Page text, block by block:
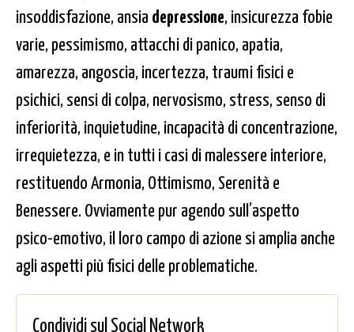
insoddisfazione, ansia depressione, insicurezza fobie
varie, pessimismo, attacchi di panico, apatia,
amarezza, angoscia, incertezza, traumi fisici e
psichici, sensi di colpa, nervosismo, stress, senso di
inferiorità, inquietudine, incapacità di concentrazione,
irrequietezza, e in tutti i casi di malessere interiore,
restituendo Armonia, Ottimismo, Serenità e
Benessere. Ovviamente pur agendo sull’aspetto
psico-emotivo, il loro campo di azione si amplia anche
agli aspetti più fisici delle problematiche.
Condividi sul Social Network